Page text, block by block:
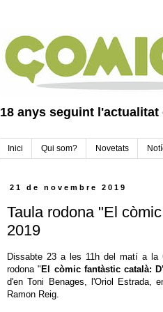
18 anys seguint
Inici Qui som? Novetats
21 de novembre 2019
Taula rodona "El
2019
Dissabte 23 a les 11h del matí a la
rodona " El còmic fantàstic català:
d'en Toni Benages, l'Oriol Estrada,
Ramon Reig.